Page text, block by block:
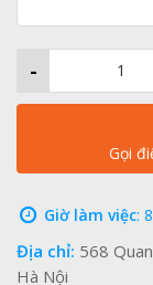
-
Gọi
Giờ làm việc:
Địa chỉ: 568
Hà Nội